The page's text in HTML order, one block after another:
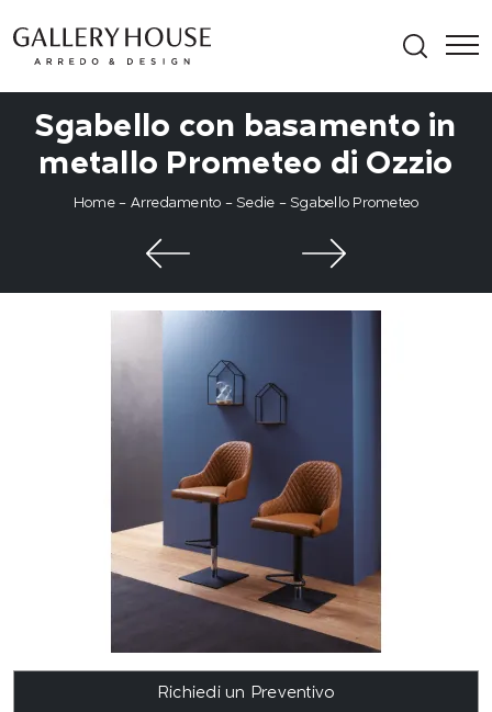
Sgabello con basamento in
metallo Prometeo di Ozzio
Home- Arredamento - Sedie - Sgabello Prometeo
Richiedi un Preventivo